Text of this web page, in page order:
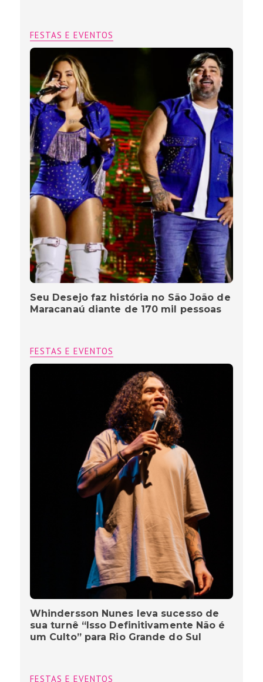
FESTAS E EVENTOS
Seu Desejo faz história no São João de
Maracanaú diante de 170 mil pessoas
FESTAS E EVENTOS
Whindersson Nunes leva sucesso de
sua turnê “Isso Definitivamente Não é
um Culto” para Rio Grande do Sul
FESTAS E EVENTOS